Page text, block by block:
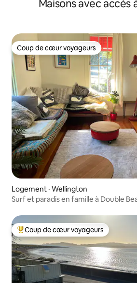
Maisons avec accès
Coup de cœur voyageurs
Coup de cœur voyageurs
Logement · Wellington
Surf et paradis en famille à Double
Coup de cœur voyageurs parmi les
Coup de cœur voyageurs